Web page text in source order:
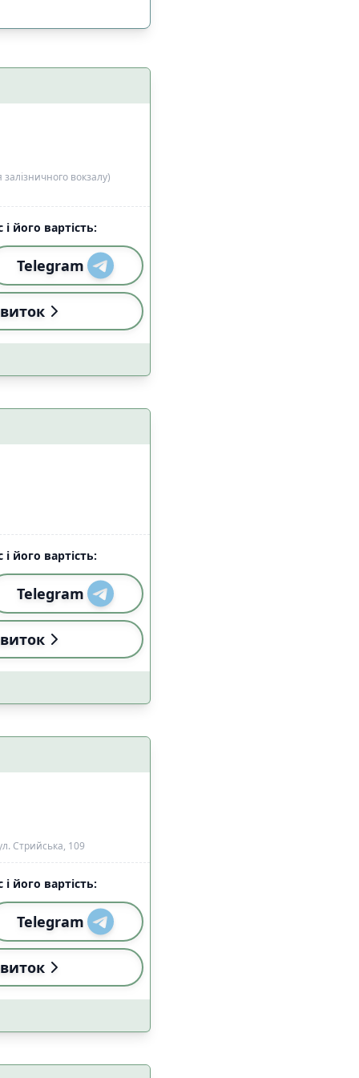
(18:00-22:59) 2
(18:00-22:59) 0
4
4
4
6
Застосувати
вокзалу)
його вартість:
Telegram
його вартість:
Telegram
Стрийська, 109
його вартість:
Telegram